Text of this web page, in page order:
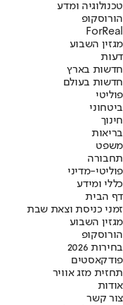
טכנולוגיה ומדע
הורוסקופ
ForReal
מגזין השבוע
דעות
חדשות בארץ
חדשות בעולם
פוליטי
ביטחוני
חינוך
בריאות
משפט
תחבורה
פוליטי-מדיני
כללי ומידע
דף הבית
זמני כניסת וצאת שבת
מגזין השבוע
הורוסקופ
בחירות 2026
פודקאסטים
תחזית מזג אוויר
אודות
צור קשר